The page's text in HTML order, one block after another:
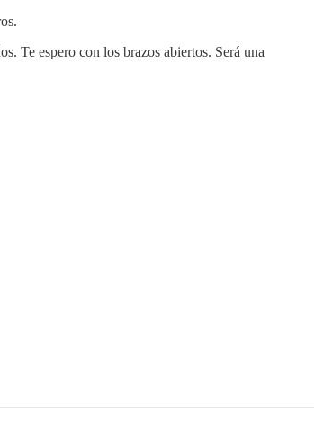
Te espero con los brazos abiertos. Será una